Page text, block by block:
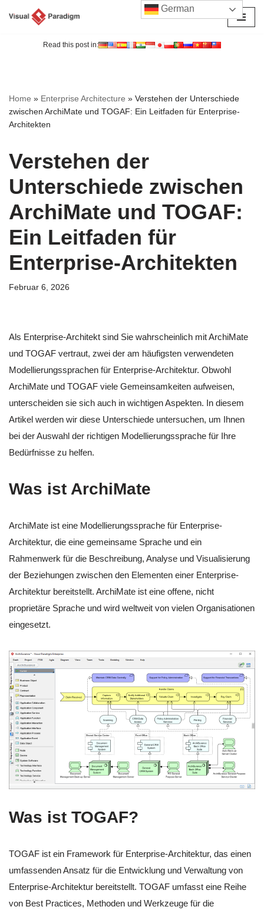
Read this post in:
Home » Enterprise Architecture » Verstehen der Unterschiede
zwischen ArchiMate und TOGAF: Ein Leitfaden für Enterprise-
Architekten
Verstehen der
Unterschiede zwischen
ArchiMate und TOGAF:
Ein Leitfaden für
Enterprise-Architekten
Februar 6, 2026
Als Enterprise-Architekt sind Sie wahrscheinlich mit ArchiMate
und TOGAF vertraut, zwei der am häufigsten verwendeten
Modellierungssprachen für Enterprise-Architektur. Obwohl
ArchiMate und TOGAF viele Gemeinsamkeiten aufweisen,
unterscheiden sie sich auch in wichtigen Aspekten. In diesem
Artikel werden wir diese Unterschiede untersuchen, um Ihnen
bei der Auswahl der richtigen Modellierungssprache für Ihre
Bedürfnisse zu helfen.
Was ist ArchiMate
ArchiMate ist eine Modellierungssprache für Enterprise-
Architektur, die eine gemeinsame Sprache und ein
Rahmenwerk für die Beschreibung, Analyse und Visualisierung
der Beziehungen zwischen den Elementen einer Enterprise-
Architektur bereitstellt. ArchiMate ist eine offene, nicht
proprietäre Sprache und wird weltweit von vielen Organisationen
eingesetzt.
Was ist TOGAF?
TOGAF ist ein Framework für Enterprise-Architektur, das einen
umfassenden Ansatz für die Entwicklung und Verwaltung von
Enterprise-Architektur bereitstellt. TOGAF umfasst eine Reihe
von Best Practices, Methoden und Werkzeuge für die
German